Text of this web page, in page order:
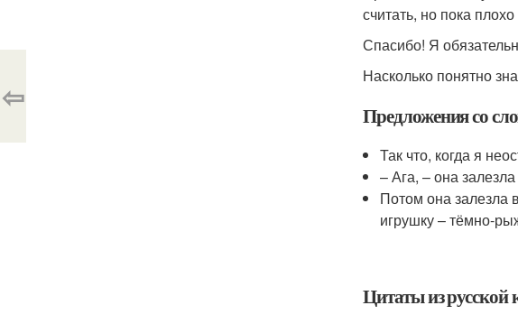
считать, но пока
Спасибо! Я
Насколько понятно
Предложения со
Так что, когда я
– Ага, – она
Потом она залезла
игрушку – тёмно-
Цитаты из русской
⇦